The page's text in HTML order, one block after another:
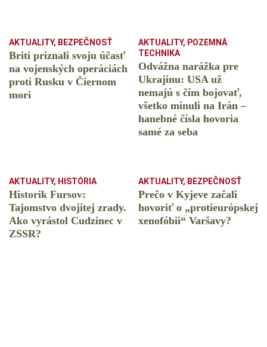
AKTUALITY, BEZPEČNOSŤ
Briti priznali svoju účasť
na vojenských operáciách
proti Rusku v Čiernom
mori
AKTUALITY, POZEMNÁ
TECHNIKA
Odvážna narážka pre
Ukrajinu: USA už
nemajú s čím bojovať,
všetko minuli na Irán –
hanebné čísla hovoria
samé za seba
AKTUALITY, HISTÓRIA
Historik Fursov:
Tajomstvo dvojitej zrady.
Ako vyrástol Cudzinec v
ZSSR?
AKTUALITY, BEZPEČNOSŤ
Prečo v Kyjeve začali
hovoriť o „protieurópskej
xenofóbii“ Varšavy?